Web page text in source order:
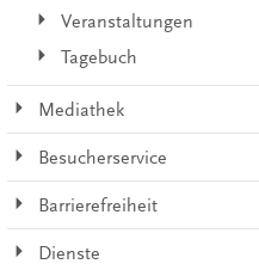
Veranstaltungen
Tagebuch
Mediathek
Besucherservice
Barrierefreiheit
Dienste